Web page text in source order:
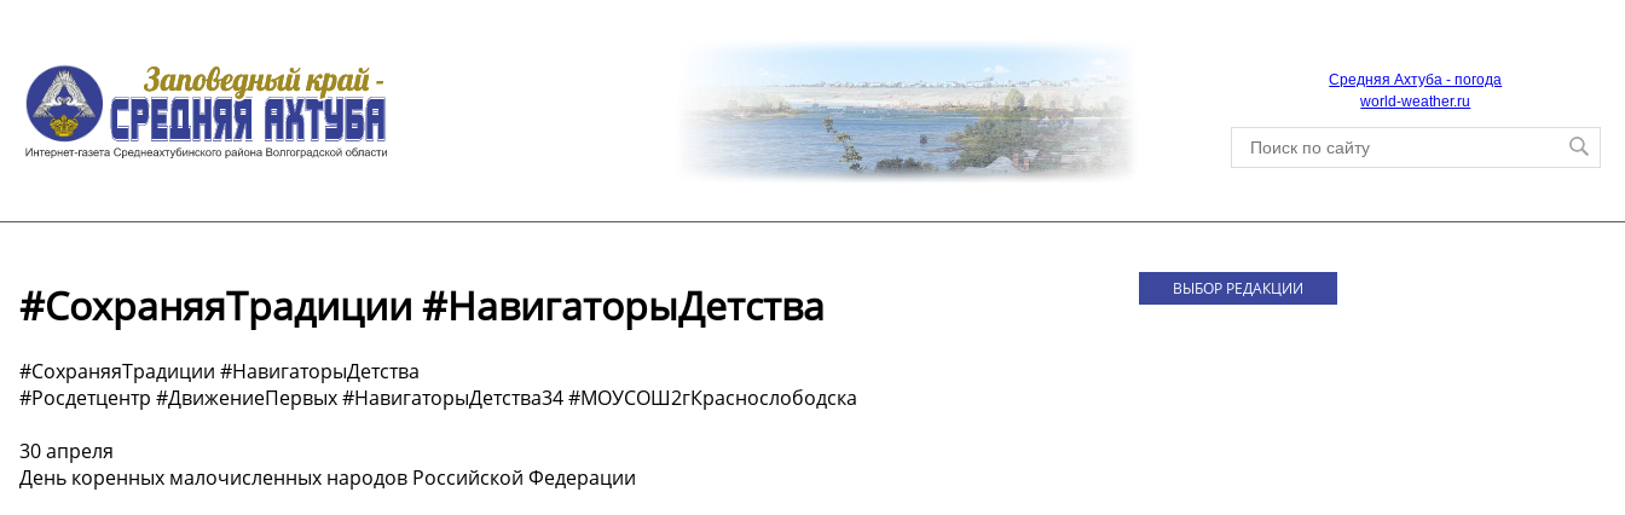
Средняя Ахтуба - погода
world-weather.ru
#СохраняяТрадиции #НавигаторыДетства
#СохраняяТрадиции #НавигаторыДетства
#Росдетцентр #ДвижениеПервых #НавигаторыДетства34 #МОУСОШ2гКраснослободска
30 апреля
День коренных малочисленных народов Российской Федерации
ВЫБОР РЕДАКЦИИ